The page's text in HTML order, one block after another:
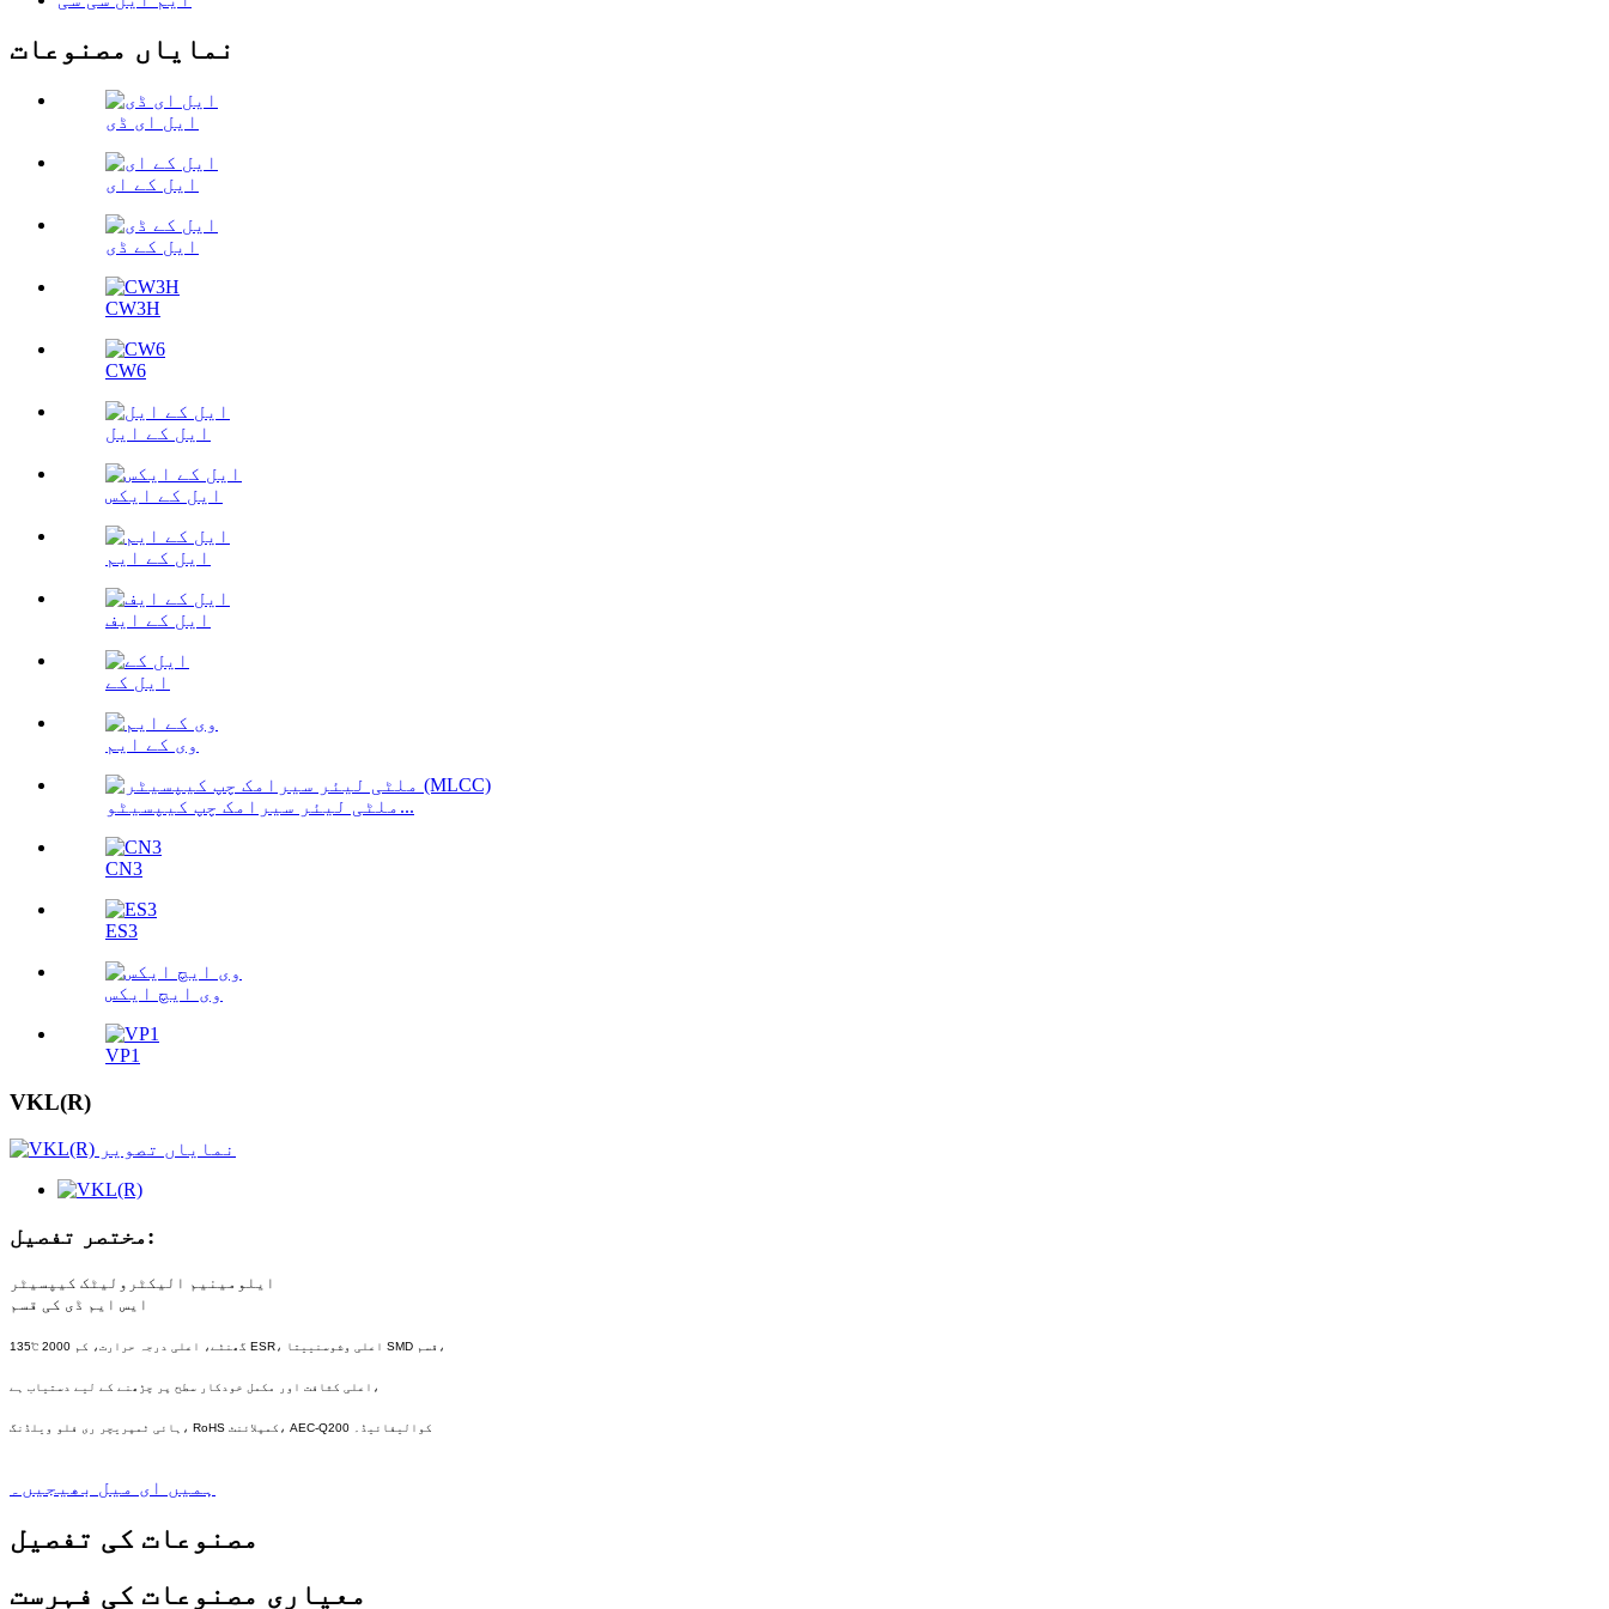
نمایاں مصنوعات
ایل ای ڈی
ایل کے ای
ایل کے ڈی
CW3H
CW6
ایل کے ایل
ایل کے ایکس
ایل کے ایم
ایل کے ایف
ایل کے
وی کے ایم
ملٹی لیئر سیرامک ​​چپ کیپسیٹو...
CN3
ES3
وی ایچ ایکس
VP1
VKL(R)
مختصر تفصیل:
ایلومینیم الیکٹرولیٹک کیپسیٹر
ایس ایم ڈی کی قسم
135℃ 2000 گھنٹے، اعلی درجہ حرارت، کم ESR، اعلی وشوسنییتا SMD قسم،
اعلی کثافت اور مکمل خودکار سطح پر چڑھنے کے لیے دستیاب ہے،
ہائی ٹمپریچر ری فلو ویلڈنگ، RoHS کمپلائنٹ، AEC-Q200 کوالیفائیڈ۔
ہمیں ای میل بھیجیں۔
مصنوعات کی تفصیل
معیاری مصنوعات کی فہرست